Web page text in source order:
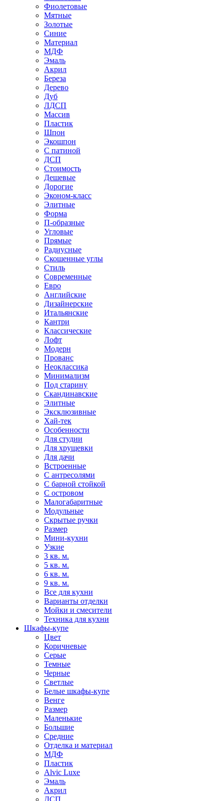
Фиолетовые
Мятные
Золотые
Синие
Материал
МДФ
Эмаль
Акрил
Береза
Дерево
Дуб
ЛДСП
Массив
Пластик
Шпон
Экошпон
С патиной
ДСП
Стоимость
Дешевые
Дорогие
Эконом-класс
Элитные
Форма
П-образные
Угловые
Прямые
Радиусные
Скошенные углы
Стиль
Современные
Евро
Английские
Дизайнерские
Итальянские
Кантри
Классические
Лофт
Модерн
Прованс
Неоклассика
Минимализм
Под старину
Скандинавские
Элитные
Эксклюзивные
Хай-тек
Особенности
Для студии
Для хрущевки
Для дачи
Встроенные
С антресолями
С барной стойкой
С островом
Малогабаритные
Модульные
Скрытые ручки
Размер
Мини-кухни
Узкие
3 кв. м.
5 кв. м.
6 кв. м.
9 кв. м.
Все для кухни
Варианты отделки
Мойки и смесители
Техника для кухни
Шкафы-купе
Цвет
Коричневые
Серые
Темные
Черные
Светлые
Белые шкафы-купе
Венге
Размер
Маленькие
Большие
Средние
Отделка и материал
МДФ
Пластик
Alvic Luxe
Эмаль
Акрил
ДСП